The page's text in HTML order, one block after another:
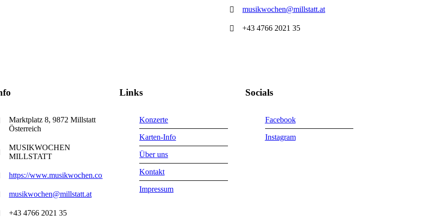
musikwochen@millstatt.at
+43 4766 2021 35
Marktplatz 8, 9872 Millstatt
Österreich
MUSIKWOCHEN
MILLSTATT
https://www.musikwochen.com
musikwochen@millstatt.at
+43 4766 2021 35
Links
Konzerte
Karten-Info
Über uns
Kontakt
Impressum
Socials
Facebook
Instagram